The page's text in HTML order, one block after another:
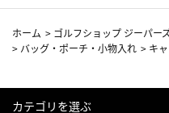
ホーム > ゴルフショップ ジーパー
> バッグ・ポーチ・小物入れ > キ
カテゴリを選ぶ